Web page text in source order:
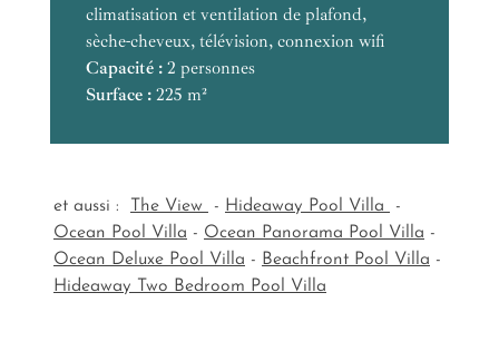
climatisation et ventilation de plafond,
sèche-cheveux, télévision, connexion wifi
Capacité :2 personnes
Surface :225 m²
Capacité :
Surface :
Capacité :
Surface :
Capacité :
Surface :
Surface :
Capacité :
Surface :
et aussi : The View - Hideaway Pool Villa
-
Ocean Pool Villa - Ocean Panorama Pool Villa -
Ocean Deluxe Pool Villa - Beachfront Pool Villa -
Hideaway Two Bedroom Pool Villa